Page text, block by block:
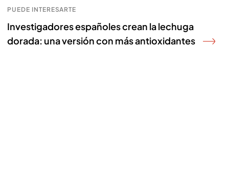
PUEDE INTERESARTE
Investigadores españoles crean la lechuga
dorada: una versión con más antioxidantes